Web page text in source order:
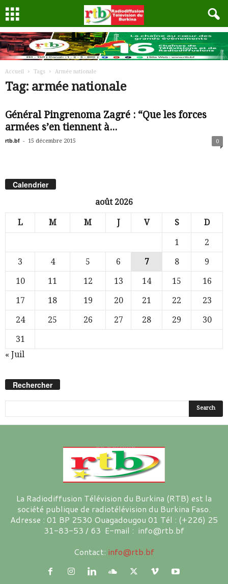
Accueil Tags Armée nationale
Tag: armée nationale
Général Pingrenoma Zagré : “Que les forces
armées s’en tiennent à...
rtb.bf - 15 décembre 2015 0
Calendrier
août 2026
L M M J V S D
1
2
3
4 5 6 7 8
9
10
11 12 13 14 15
16
17
18 19 20 21 22
23
24
25 26 27 28 29
30
31
« Juil
Rechercher
La Radiodiffusion Télévision du Burkina (RTB) est la
société publique de radiotélévision du Burkina Faso.
Adresse : 01 BP 2530 Ouagadougou 01 Tél : (+226) 25
31-83-53 / 63 E-mail : info@rtb.bf
Contact: info@rtb.bf